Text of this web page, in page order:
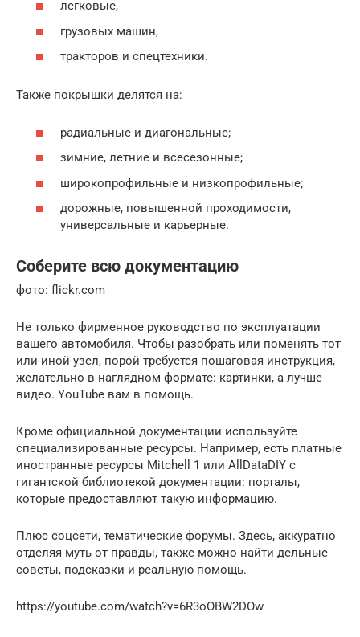
легковые,
грузовых машин,
тракторов и спецтехники.
Также покрышки делятся на:
радиальные и диагональные;
зимние, летние и всесезонные;
широкопрофильные и низкопрофильные;
дорожные, повышенной проходимости,
универсальные и карьерные.
Соберите всю документацию
фото: flickr.com
Не только фирменное руководство по эксплуатации
вашего автомобиля. Чтобы разобрать или поменять тот
или иной узел, порой требуется пошаговая инструкция,
желательно в наглядном формате: картинки, а лучше
видео. YouTube вам в помощь.
Кроме официальной документации используйте
специализированные ресурсы. Например, есть платные
иностранные ресурсы Mitchell 1 или AllDataDIY с
гигантской библиотекой документации: порталы,
которые предоставляют такую информацию.
Плюс соцсети, тематические форумы. Здесь, аккуратно
отделяя муть от правды, также можно найти дельные
советы, подсказки и реальную помощь.
https://youtube.com/watch?v=6R3oOBW2DOw